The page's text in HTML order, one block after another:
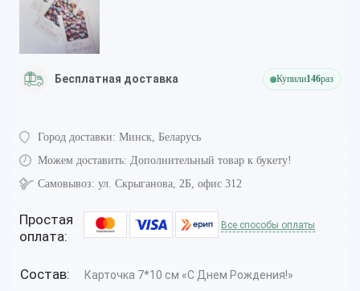
Бесплатная доставка Купили146раз
Город доставки: Минск, Беларусь
Можем доставить: Дополнительный товар к букету!
Самовывоз: ул. Скрыганова, 2Б, офис 312
Простая
оплата:
Все способы оплаты
Состав: Карточка 7*10 см «С Днем Рождения!»